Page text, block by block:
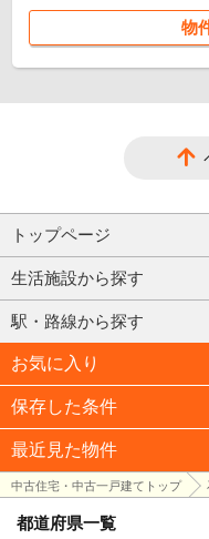
物
トップページ
生活施設から探す
駅・路線から探す
お気に入り
保存した条件
最近見た物件
中古住宅・中古一戸建てトップ
都道府県一覧